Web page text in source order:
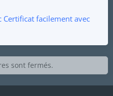
Certificat facilement avec
sont fermés.